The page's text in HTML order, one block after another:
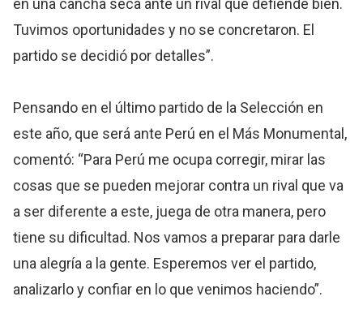
en una cancha seca ante un rival que defiende bien.
Tuvimos oportunidades y no se concretaron. El
partido se decidió por detalles”.
Pensando en el último partido de la Selección en
este año, que será ante Perú en el Más Monumental,
comentó: “Para Perú me ocupa corregir, mirar las
cosas que se pueden mejorar contra un rival que va
a ser diferente a este, juega de otra manera, pero
tiene su dificultad. Nos vamos a preparar para darle
una alegría a la gente. Esperemos ver el partido,
analizarlo y confiar en lo que venimos haciendo”.